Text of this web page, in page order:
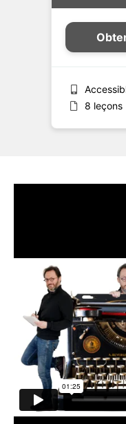
8 leçons